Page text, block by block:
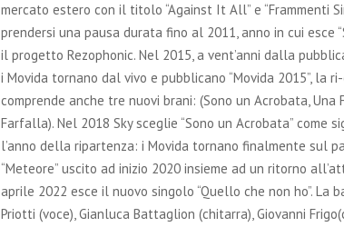
mercato estero con il titolo “Against It All” e “Frammenti
prendersi una pausa durata fino al 2011, anno in cui esce
il progetto Rezophonic. Nel 2015, a vent’anni dalla
i Movida tornano dal vivo e pubblicano “Movida 2015”, la ri-
comprende anche tre nuovi brani: (Sono un Acrobata,
Farfalla). Nel 2018 Sky sceglie “Sono un Acrobata” come
l’anno della ripartenza: i Movida tornano finalmente sul
“Meteore” uscito ad inizio 2020 insieme ad un ritorno
aprile 2022 esce il nuovo singolo “Quello che non ho”.
Priotti (voce), Gianluca Battaglion (chitarra), Giovanni